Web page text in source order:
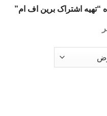
اشتراک برین اف ام”